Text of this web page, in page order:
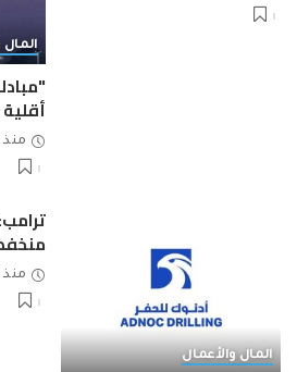
المال
منذ 3 أشهر
المال والأعمال
منذ 3 أشهر